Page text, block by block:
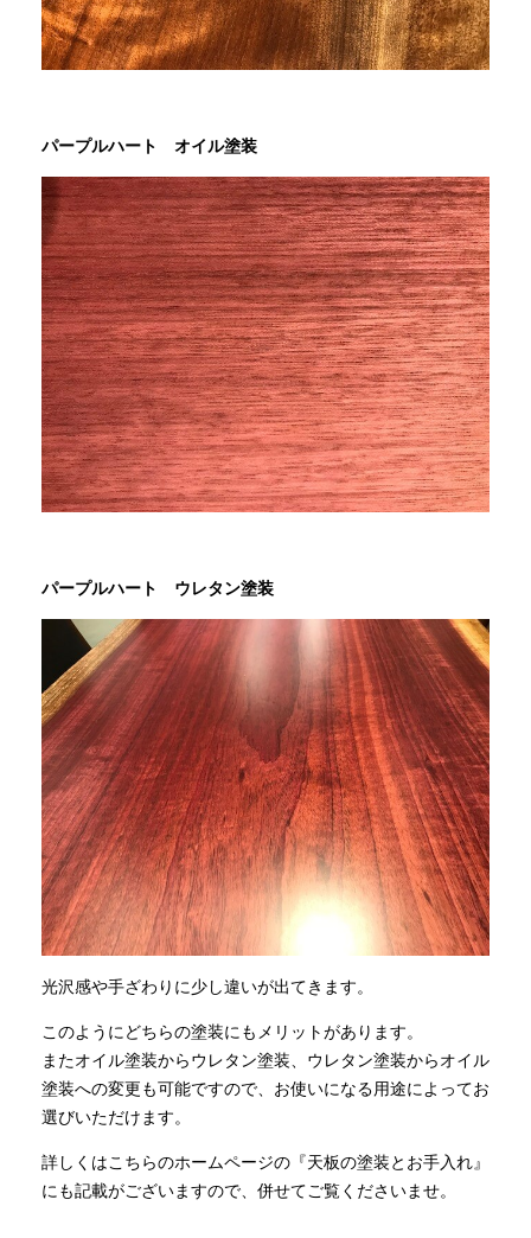
パープルハート オイル塗装
パープルハート ウレタン塗装
光沢感や手ざわりに少し違いが出てきます。
このようにどちらの塗装にもメリットがあります。
またオイル塗装からウレタン塗装、ウレタン塗装からオイル
塗装への変更も可能ですので、お使いになる用途によってお
選びいただけます。
詳しくはこちらのホームページの『天板の塗装とお手入れ』
にも記載がございますので、併せてご覧くださいませ。